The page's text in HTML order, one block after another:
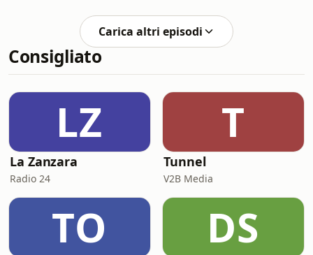
episodio di Merita Business Podcast,
Giorgio Minguzzi intervista Libera
Salcuni per parlare di hotel
marketing e strategie efficaci per
l’improvvisazione e puntare su una
narrazione autentica, un sito web
curato e una strategi
Carica altri episodi
Consigliato
LZ
La Zanzara
Radio 24
T
Tunnel
V2B Media
TO DS